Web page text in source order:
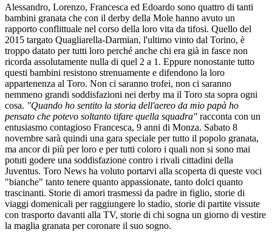
Alessandro, Lorenzo, Francesca ed Edoardo sono quattro di tanti
bambini granata che con il derby della Mole hanno avuto un
rapporto conflittuale nel corso della loro vita da tifosi. Quello del
2015 targato Quagliarella-Darmian, l'ultimo vinto dal Torino, è
troppo datato per tutti loro perché anche chi era già in fasce non
ricorda assolutamente nulla di quel 2 a 1. Eppure nonostante tutto
questi bambini resistono strenuamente e difendono la loro
appartenenza al Toro. Non ci saranno trofei, non ci saranno
nemmeno grandi soddisfazioni nei derby ma il Toro sta sopra ogni
cosa. "Quando ho sentito la storia dell'aereo da mio papà ho
pensato che potevo soltanto tifare quella squadra" racconta con un
entusiasmo contagioso Francesca, 9 anni di Monza. Sabato 8
novembre sarà quindi una gara speciale per tutto il popolo granata,
ma ancor di più per loro e per tutti coloro i quali non si sono mai
potuti godere una soddisfazione contro i rivali cittadini della
Juventus. Toro News ha voluto portarvi alla scoperta di queste voci
"bianche" tanto tenere quanto appassionate, tanto dolci quanto
trascinanti. Storie di amori trasmessi da padre in figlio, storie di
viaggi domenicali per raggiungere lo stadio, storie di partite vissute
con trasporto davanti alla TV, storie di chi sogna un giorno di vestire
la maglia granata per coronare il suo sogno.